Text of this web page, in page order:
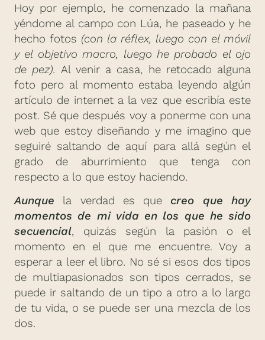
Hoy por ejemplo, he comenzado la mañana
yéndome al campo con Lúa, he paseado y he
hecho fotos (con la réflex, luego con el móvil
y el objetivo macro, luego he probado el ojo
de pez). Al venir a casa, he retocado alguna
foto pero al momento estaba leyendo algún
artículo de internet a la vez que escribía este
post. Sé que después voy a ponerme con una
web que estoy diseñando y me imagino que
seguiré saltando de aquí para allá según el
grado de aburrimiento que tenga con
respecto a lo que estoy haciendo.
Aunque
la verdad es que creo que hay
momentos de mi vida en los que he sido
secuencial, quizás según la pasión o el
momento en el que me encuentre. Voy a
esperar a leer el libro. No sé si esos dos tipos
de multiapasionados son tipos cerrados, se
puede ir saltando de un tipo a otro a lo largo
de tu vida, o se puede ser una mezcla de los
dos.